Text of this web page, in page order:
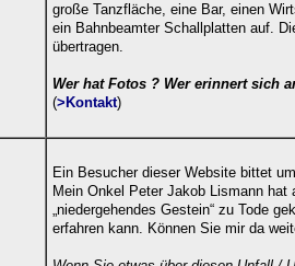
große Tanzfläche, eine Bar, einen
ein Bahnbeamter Schallplatten auf.
übertragen.
Wer hat Fotos ? Wer erinnert sich
(>Kontakt)
Ein Besucher dieser Website bittet
Mein Onkel Peter Jakob Lismann
„niedergehendes Gestein“ zu Tode
erfahren kann. Können Sie mir da